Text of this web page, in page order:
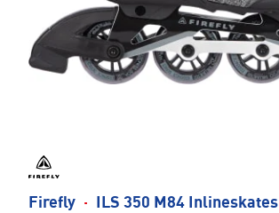
Firefly · ILS 350 M84 Inlineskates